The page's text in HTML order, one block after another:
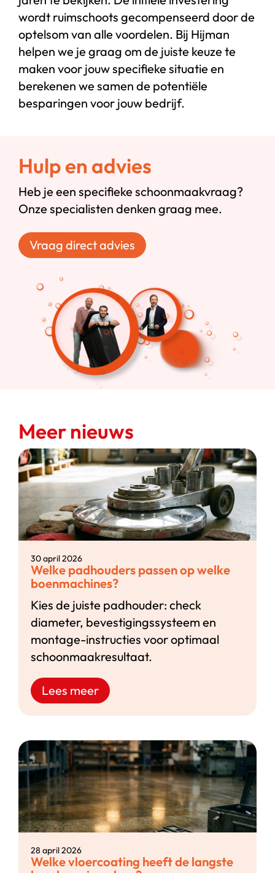
wordt ruimschoots gecompenseerd door de
optelsom van alle voordelen. Bij Hijman
helpen we je graag om de juiste keuze te
maken voor jouw specifieke situatie en
berekenen we samen de potentiële
besparingen voor jouw bedrijf.
Hulp en advies
Heb je een specifieke schoonmaakvraag?
Onze specialisten denken graag mee.
Vraag direct advies
Meer nieuws
30 april 2026
Welke padhouders passen op welke
boenmachines?
Kies de juiste padhouder: check
diameter, bevestigingssysteem en
montage-instructies voor optimaal
schoonmaakresultaat.
Lees meer
28 april 2026
Welke vloercoating heeft de langste